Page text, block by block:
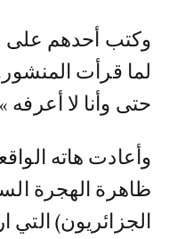
وكتب أحدهم على
لما قرأت
حتى وأنا لا أعرفه
وأعادت هاته
ظاهرة الهجرة
الجزائريون) التي